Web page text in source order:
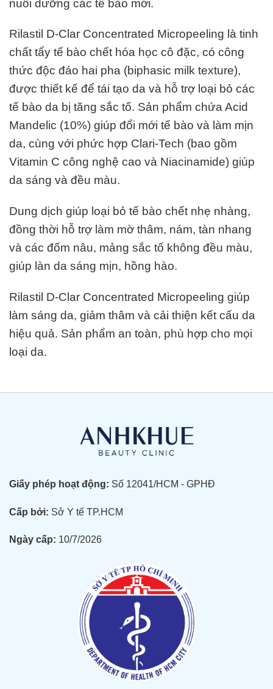
nuôi dưỡng các tế bào mới.
Rilastil D-Clar Concentrated Micropeeling là tinh
chất tẩy tế bào chết hóa học cô đặc, có công
thức độc đáo hai pha (biphasic milk texture),
được thiết kế để tái tạo da và hỗ trợ loại bỏ các
tế bào da bị tăng sắc tố. Sản phẩm chứa Acid
Mandelic (10%) giúp đổi mới tế bào và làm mịn
da, cùng với phức hợp Clari-Tech (bao gồm
Vitamin C công nghệ cao và Niacinamide) giúp
da sáng và đều màu.
Dung dịch giúp loại bỏ tế bào chết nhẹ nhàng,
đồng thời hỗ trợ làm mờ thâm, nám, tàn nhang
và các đốm nâu, mảng sắc tố không đều màu,
giúp làn da sáng mịn, hồng hào.
Rilastil D-Clar Concentrated Micropeeling giúp
làm sáng da, giảm thâm và cải thiện kết cấu da
hiệu quả. Sản phẩm an toàn, phù hợp cho mọi
loại da.
Giấy phép hoạt động: Số 12041/HCM - GPHĐ
Cấp bởi: Sở Y tế TP.HCM
Ngày cấp: 10/7/2026